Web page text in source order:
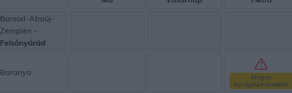
Borsod-Abaúj-
Zemplén -
Felsőnyárád
Baranya
Magas
középhőmérséklet